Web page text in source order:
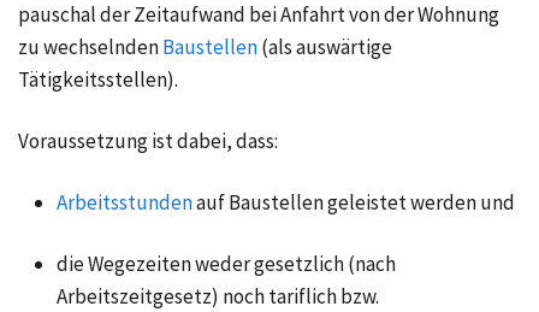
pauschal der Zeitaufwand bei Anfahrt von der Wohnung
zu wechselndenBaustellen(als auswärtige
Tätigkeitsstellen).
Voraussetzung ist dabei, dass:
Arbeitsstundenauf Baustellen geleistet werden und
die Wegezeitenweder gesetzlich (nach
Arbeitszeitgesetz) noch tariflich bzw.